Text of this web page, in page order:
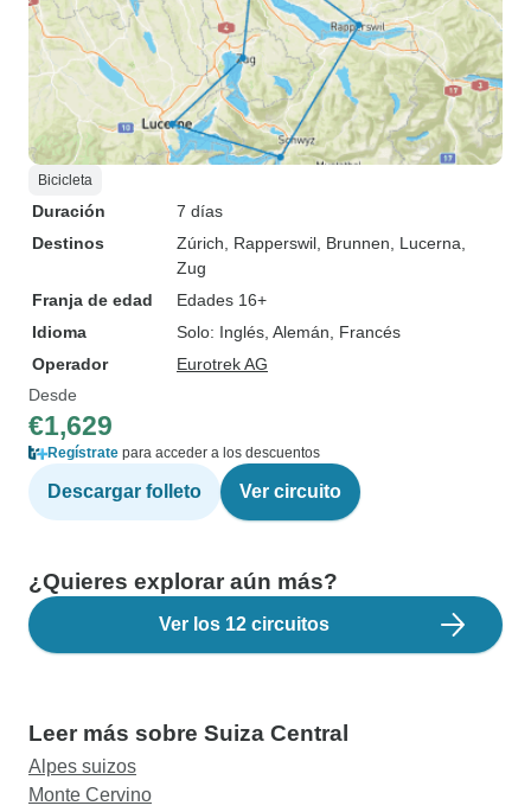
Bicicleta
Duración
7 días
Destinos
Zúrich , Rapperswil , Brunnen , Lucerna
Zug
Franja de edad
Edades 16+
Idioma
Solo: Inglés, Alemán, Francés
Operador
Eurotrek AG
Desde
€1,629
Regístrate para acceder a los descuentos
Descargar folleto Ver circuito
¿Quieres explorar aún más?
Ver los 12 circuitos
Leer más sobre Suiza Central
Alpes suizos
Monte Cervino